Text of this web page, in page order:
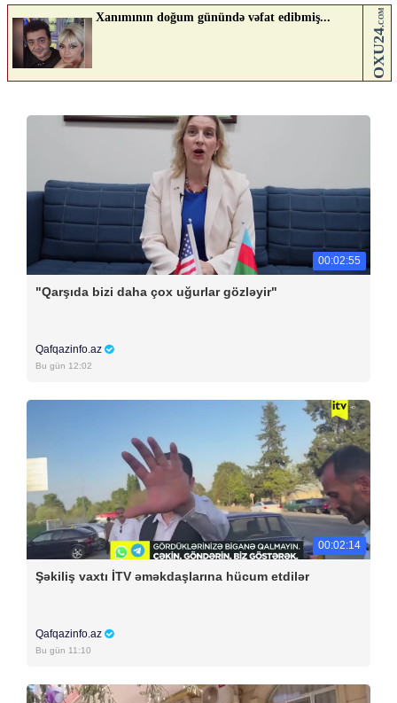
00:02:55
"Qarşıda bizi daha çox uğurlar gözləyir"
Qafqazinfo.az
Bu gün 12:02
00:02:14
Şəkiliş vaxtı İTV əməkdaşlarına hücum etdilər
Qafqazinfo.az
Bu gün 11:10